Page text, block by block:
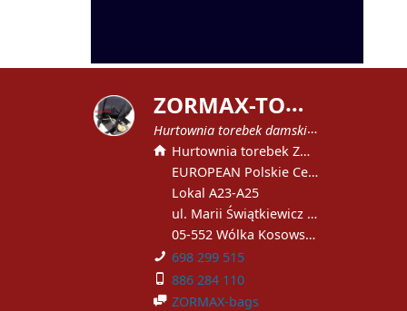
Z
ORMAX-TOREBKI
Hurtownia torebek damskich
Hurtownia torebek ZORMAX
EUROPEAN Polskie Centrum Handlowe
Lokal A23-A25
ul. Marii Świątkiewicz 51
05-552 Wólka Kosowska
698 299 515
886 284 110
ZORMAX-bags